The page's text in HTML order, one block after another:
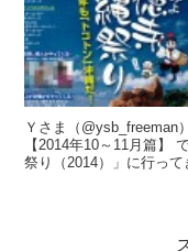
Ｙさま（@ysb_freeman）です。 世田谷線沿
【2014年10～11月篇】
祭り（2014）」に行ってきました。 よろしけ